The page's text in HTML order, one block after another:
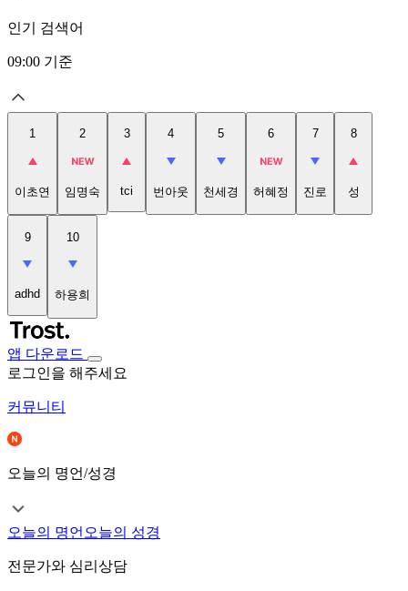
인기 검색어
09:00 기준
1
이초연
2
임명숙
3
tci
4
번아웃
5
천세경
6
허혜정
7
진로
8
성
9
adhd
10
하용희
앱 다운로드
로그인을 해주세요
커뮤니티
오늘의 명언/성경
오늘의 명언 오늘의 성경
전문가와 심리상담